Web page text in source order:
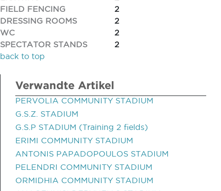
FIELD FENCING
2
DRESSING ROOMS
2
WC
2
SPECTATOR STANDS
2
back to top
Verwandte Artikel
PERVOLIA COMMUNITY STADIUM
G.S.Z. STADIUM
G.S.P STADIUM (Training 2 fields)
ERIMI COMMUNITY STADIUM
ANTONIS PAPADOPOULOS STADIUM
PELENDRI COMMUNITY STADIUM
ORMIDHIA COMMUNITY STADIUM